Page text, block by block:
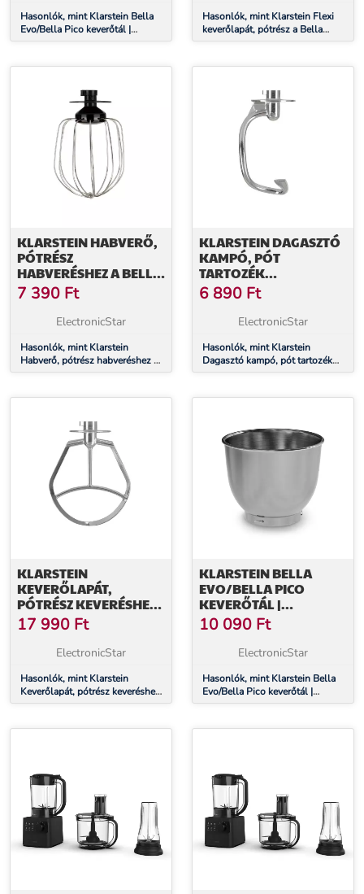
MOSOGATÓGÉPBEN
MOSHATÓ
Hasonlók, mint Klarstein Bella
Evo/Bella Pico keverőtál |
rozsdamentes acél | 5 liter | 0,6
mosható | mosogatógépben
Hasonlók, mint Klarstein Flexi
keverőlapát, pótrész a Bella
Pico 2G/Bella Robusta
KLARSTEIN HABVERŐ,
PÓTRÉSZ
HABVERÉSHEZ A BELLA
PICO 2G/BELLA
ROBUSTA
ROBOTGÉPHEZ,
7 390 Ft
ElectronicStar
Hasonlók, mint Klarstein
Habverő, pótrész habveréshez a
Bella Pico 2G/Bella Robusta
KLARSTEIN DAGASZTÓ
KAMPÓ, PÓT
TARTOZÉK
DAGASZTÁSHOZ A
BELLA PICO 2G/BELLA
ROBUSTA
ÖNTÖTT ALUMÍNIUM
6 890 Ft
ElectronicStar
Hasonlók, mint Klarstein
Dagasztó kampó, pót tartozék
dagasztáshoz a Bella Pico
öntött alumínium
KLARSTEIN
KEVERŐLAPÁT,
PÓTRÉSZ KEVERÉSHEZ
A BELLA PICO 2G/BELLA
ROBUSTA
ROBOTGÉPHEZ,
17 990 Ft
ElectronicStar
Hasonlók, mint Klarstein
Keverőlapát, pótrész keveréshez
a Bella Pico 2G/Bella Robusta
KLARSTEIN BELLA
EVO/BELLA PICO
KEVERŐTÁL |
ROZSDAMENTES ACÉL |
5 LITER | 0,6 KG TÉSZTA |
MOSOGATÓGÉPBEN
MOSOGATÓGÉPBEN
MOSHATÓ
10 090 Ft
ElectronicStar
Hasonlók, mint Klarstein Bella
Evo/Bella Pico keverőtál |
rozsdamentes acél | 5 liter | 0,6
mosható | mosogatógépben